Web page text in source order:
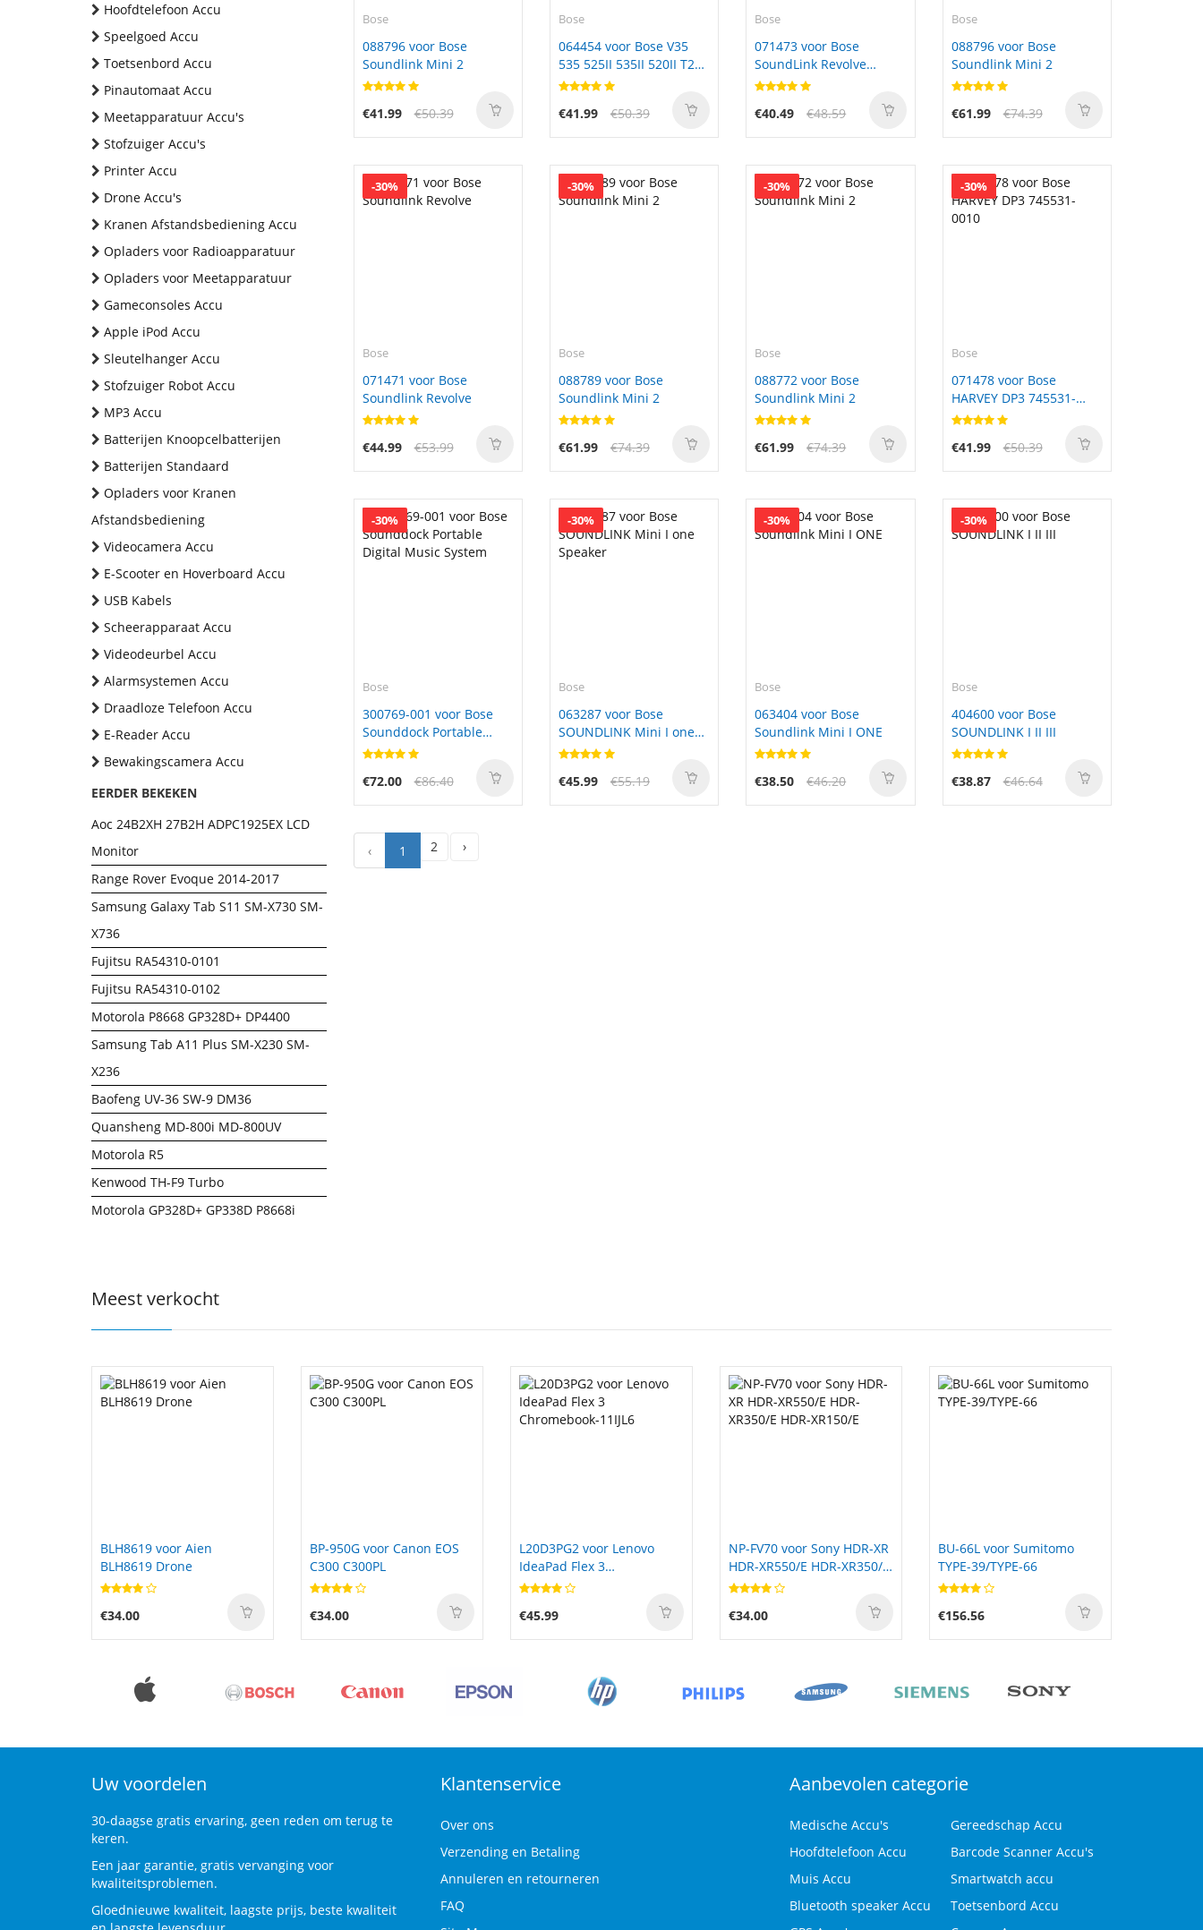
Hoofdtelefoon Accu
Speelgoed Accu
Toetsenbord Accu
Pinautomaat Accu
Meetapparatuur Accu's
Stofzuiger Accu's
Printer Accu
Drone Accu's
Kranen Afstandsbediening Accu
Opladers voor Radioapparatuur
Opladers voor Meetapparatuur
Gameconsoles Accu
Apple iPod Accu
Sleutelhanger Accu
Stofzuiger Robot Accu
MP3 Accu
Batterijen Knoopcelbatterijen
Batterijen Standaard
Opladers voor Kranen
Afstandsbediening
Videocamera Accu
E-Scooter en Hoverboard Accu
USB Kabels
Scheerapparaat Accu
Videodeurbel Accu
Alarmsystemen Accu
Draadloze Telefoon Accu
E-Reader Accu
Bewakingscamera Accu
EERDER BEKEKEN
Aoc 24B2XH 27B2H ADPC1925EX LCD
Monitor
Range Rover Evoque 2014-2017
Samsung Galaxy Tab S11 SM-X730 SM-
X736
Fujitsu RA54310-0101
Fujitsu RA54310-0102
Motorola P8668 GP328D+ DP4400
Samsung Tab A11 Plus SM-X230 SM-
X236
Baofeng UV-36 SW-9 DM36
Quansheng MD-800i MD-800UV
Motorola R5
Kenwood TH-F9 Turbo
Motorola GP328D+ GP338D P8668i
Bose
088796 voor Bose
Soundlink Mini 2
€41.99 €50.39
Bose
064454 voor Bose V35
535 525II 535II 520II T20
NEW
€41.99
€50.39
Bose
071473 voor Bose
SoundLink Revolve
071473 745518-0010
€40.49
€48.59
Bose
088796 voor Bose
Soundlink Mini 2
€61.99 €74.39
-30%
Bose
071471 voor Bose
Soundlink Revolve
€44.99 €53.99
-30%
Bose
088789 voor Bose
Soundlink Mini 2
€61.99 €74.39
-30%
Bose
088772 voor Bose
Soundlink Mini 2
€61.99 €74.39
-30%
Bose
071478 voor Bose
HARVEY DP3 745531-
0010
€41.99
€50.39
-30%
Bose
300769-001 voor Bose
Sounddock Portable
Digital Music System
€72.00
€86.40
-30%
Bose
063287 voor Bose
SOUNDLINK Mini I one
Speaker
€45.99
€55.19
-30%
Bose
063404 voor Bose
Soundlink Mini I ONE
€38.50 €46.20
-30%
Bose
404600 voor Bose
SOUNDLINK I II III
€38.87 €46.64
‹ 1 2 ›
Meest verkocht
BP-950G voor Canon EOS
C300 C300PL
€34.00
L20D3PG2 voor Lenovo
IdeaPad Flex 3
Chromebook-11IJL6
€45.99
NP-FV70 voor Sony HDR-XR
HDR-XR550/E HDR-XR350/E
HDR-XR150/E
€34.00
BU-66L voor Sumitomo
TYPE-39/TYPE-66
€156.56
TKV2V voor DELL Inspiron
N3110 N4030 N4110 N5110
N7110 N4020
€69.00
Uw voordelen
30-daagse gratis ervaring, geen reden om terug te
keren.
Een jaar garantie, gratis vervanging voor
kwaliteitsproblemen.
Gloednieuwe kwaliteit, laagste prijs, beste kwaliteit
Klantenservice
Over ons
Verzending en Betaling
Annuleren en retourneren
FAQ
Aanbevolen categorie
Medische Accu's
Gereedschap Accu
Hoofdtelefoon Accu
Barcode Scanner Accu's
Muis Accu
Smartwatch accu
Bluetooth speaker Accu
Toetsenbord Accu